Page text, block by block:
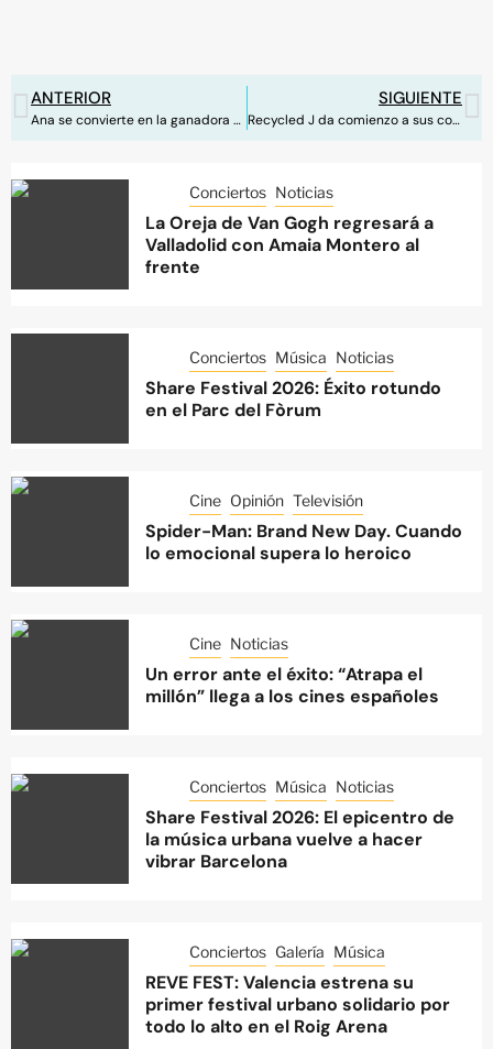
ANTERIOR
Ana se convierte en la ganadora de MasterChef 8
SIGUIENTE
Recycled J da comienzo a sus conciertos en Alicante
Conciertos Noticias
La Oreja de Van Gogh regresará a
Valladolid con Amaia Montero al
frente
Conciertos Música Noticias
Share Festival 2026: Éxito rotundo
en el Parc del Fòrum
Cine Opinión Televisión
Spider-Man: Brand New Day. Cuando
lo emocional supera lo heroico
Cine Noticias
Un error ante el éxito: “Atrapa el
millón” llega a los cines españoles
Conciertos Música Noticias
Share Festival 2026: El epicentro de
la música urbana vuelve a hacer
vibrar Barcelona
Conciertos Galería Música
REVE FEST: Valencia estrena su
primer festival urbano solidario por
todo lo alto en el Roig Arena